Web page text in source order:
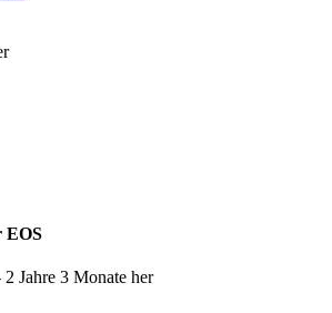
EOS
2 Jahre 3 Monate her